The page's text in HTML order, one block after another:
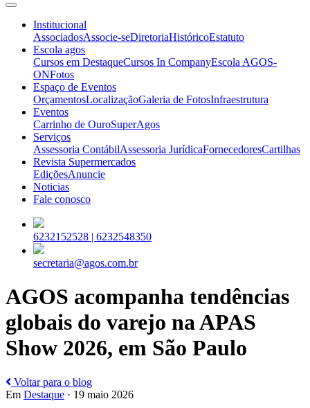
Institucional
AssociadosAssocie-seDiretoriaHistóricoEstatuto
Escola agos
Cursos em DestaqueCursos In CompanyEscola AGOS-
ONFotos
Espaço de Eventos
OrçamentosLocalizaçãoGaleria de FotosInfraestrutura
Eventos
Carrinho de OuroSuperAgos
Serviços
Assessoria ContábilAssessoria JurídicaFornecedoresCartilhas
Revista Supermercados
EdiçõesAnuncie
Noticias
Fale conosco
6232152528 | 6232548350
secretaria@agos.com.br
AGOS acompanha tendências
globais do varejo na APAS
Show 2026, em São Paulo
Voltar para o blog
Em Destaque · 19 maio 2026